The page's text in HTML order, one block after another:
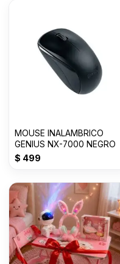
MOUSE INALAMBRICO
GENIUS NX-7000 NEGRO
$ 499